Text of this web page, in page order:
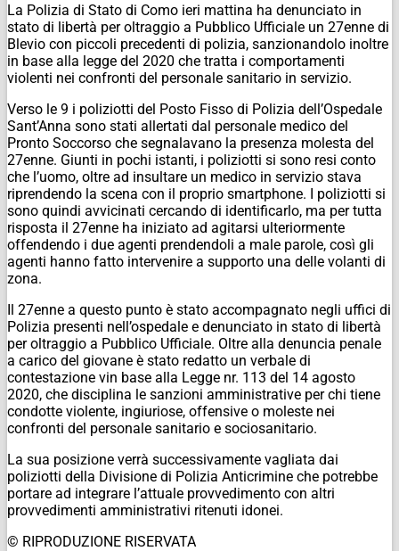
La Polizia di Stato di Como ieri mattina ha denunciato in
stato di libertà per oltraggio a Pubblico Ufficiale un 27enne di
Blevio con piccoli precedenti di polizia, sanzionandolo inoltre
in base alla legge del 2020 che tratta i comportamenti
violenti nei confronti del personale sanitario in servizio.
Verso le 9 i poliziotti del Posto Fisso di Polizia dell’Ospedale
Sant’Anna sono stati allertati dal personale medico del
Pronto Soccorso che segnalavano la presenza molesta del
27enne. Giunti in pochi istanti, i poliziotti si sono resi conto
che l’uomo, oltre ad insultare un medico in servizio stava
riprendendo la scena con il proprio smartphone. I poliziotti si
sono quindi avvicinati cercando di identificarlo, ma per tutta
risposta il 27enne ha iniziato ad agitarsi ulteriormente
offendendo i due agenti prendendoli a male parole, così gli
agenti hanno fatto intervenire a supporto una delle volanti di
zona.
Il 27enne a questo punto è stato accompagnato negli uffici di
Polizia presenti nell’ospedale e denunciato in stato di libertà
per oltraggio a Pubblico Ufficiale. Oltre alla denuncia penale
a carico del giovane è stato redatto un verbale di
contestazione vin base alla Legge nr. 113 del 14 agosto
2020, che disciplina le sanzioni amministrative per chi tiene
condotte violente, ingiuriose, offensive o moleste nei
confronti del personale sanitario e sociosanitario.
La sua posizione verrà successivamente vagliata dai
poliziotti della Divisione di Polizia Anticrimine che potrebbe
portare ad integrare l’attuale provvedimento con altri
provvedimenti amministrativi ritenuti idonei.
© RIPRODUZIONE RISERVATA